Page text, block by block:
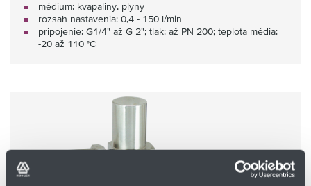
médium: kvapaliny, plyny
rozsah nastavenia: 0,4 - 150 l/min
pripojenie: G1/4" až G 2"; tlak: až PN 200; teplota média:
-20 až 110 °C